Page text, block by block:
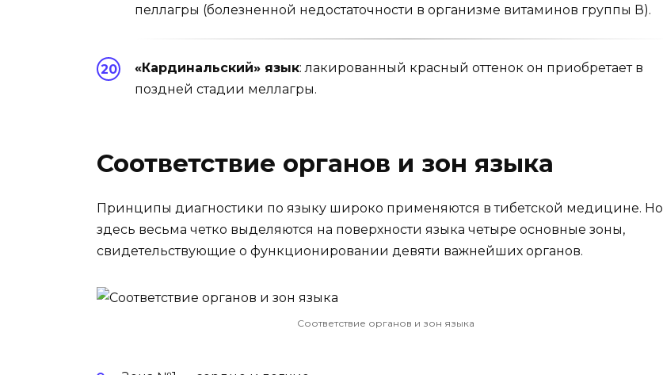
пеллагры (болезненной недостаточности в орга­низме витаминов группы В).
«Кардинальский» язык: лакированный красный оттенок он приобретает в
поздней стадии меллагры.
Соответствие органов и зон языка
Принципы диагностики по языку широко приме­няются в тибетской медицине. Но
здесь весьма чет­ко выделяются на поверхности языка четыре основ­ные зоны,
свидетельствующие о функционировании девяти важнейших органов.
Соответствие органов и зон языка